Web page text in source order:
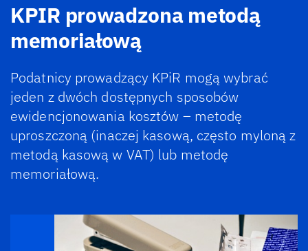
KPIR prowadzona metodą
memoriałową
Podatnicy prowadzący KPiR mogą wybrać
jeden z dwóch dostępnych sposobów
ewidencjonowania kosztów – metodę
uproszczoną (inaczej kasową, często myloną z
metodą kasową w VAT) lub metodę
memoriałową.